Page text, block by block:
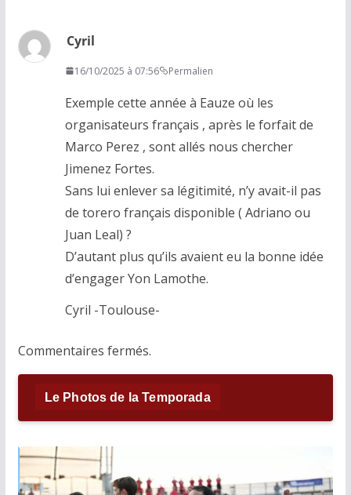
Cyril
16/10/2025 à 07:56 Permalien
Exemple cette année à Eauze où les
organisateurs français , après le forfait de
Marco Perez , sont allés nous chercher
Jimenez Fortes.
Sans lui enlever sa légitimité, n’y avait-il pas
de torero français disponible ( Adriano ou
Juan Leal) ?
D’autant plus qu’ils avaient eu la bonne idée
d’engager Yon Lamothe.
Cyril -Toulouse-
Commentaires fermés.
Le Photos de la Temporada